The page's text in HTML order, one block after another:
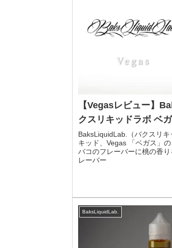
【Vegasレビュー】
クスリキッドラボ ベ
BaksLiquidLab.（バクスリキ
キッド、Vegas 「ベガス」
バコのフレーバーに桃の香
レーバー
BaksLiquidLab.